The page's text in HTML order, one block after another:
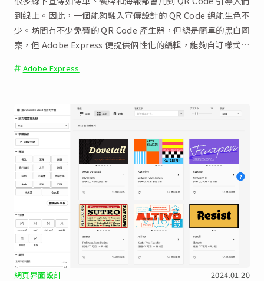
到線上。因此，一個能夠融入宣傳設計的 QR Code 總能生色不
少。坊間有不少免費的 QR Code 產生器，但總是簡單的黑白圖
案，但 Adobe Express 便提供個性化的編輯，能夠自訂樣式和
Adobe Express
網頁界面設計 2024.01.20